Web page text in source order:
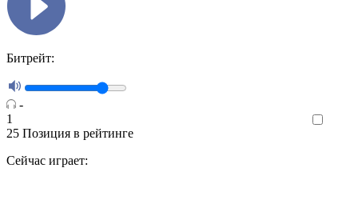
Битрейт:
-
1
25 Позиция в рейтинге
Сейчас играет: